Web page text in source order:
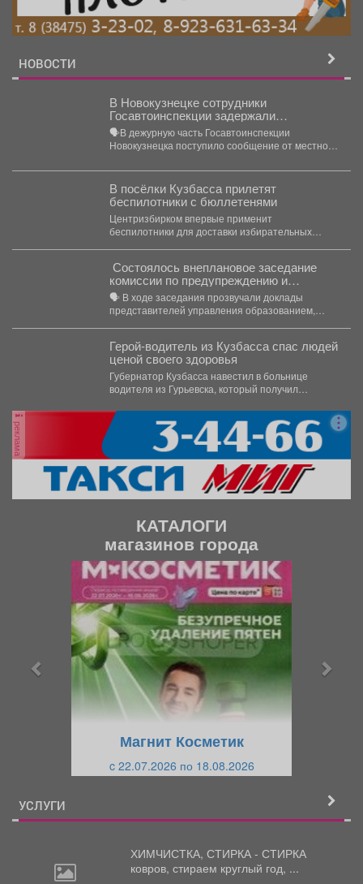
НОВОСТИ
В Новокузнецке сотрудники
Госавтоинспекции задержали
нетрезвого водителя после сообщения
от его супруги
🗣В дежурную часть Госавтоинспекции
Новокузнецка поступило сообщение от местной
супруг...
В посёлки Кузбасса прилетят
беспилотники с бюллетенями
Центризбирком впервые применит
беспилотники для доставки избирательных
Состоялось внеплановое заседание
комиссии по предупреждению и
ликвидации чрезвычайных ситуаций и
пожарной безопасности
🗣️ В ходе заседания прозвучали доклады
представителей управления образованием,
Герой-водитель из Кузбасса спас людей
ценой своего здоровья
Губернатор Кузбасса навестил в больнице
водителя из Гурьевска, который получил
реклама
КАТАЛОГИ
магазинов города
Магнит Косметик
c 22.07.2026 по 18.08.2026
УСЛУГИ
ХИМЧИСТКА, СТИРКА - СТИРКА
ковров, стираем круглый год, ...